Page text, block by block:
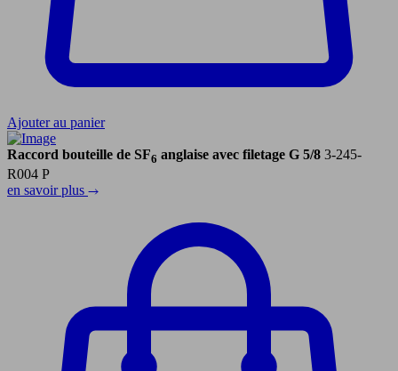
Ajouter au panier
Raccord bouteille de SF6 anglaise avec filetage G 5/8 3-245-
R004 P
en savoir plus